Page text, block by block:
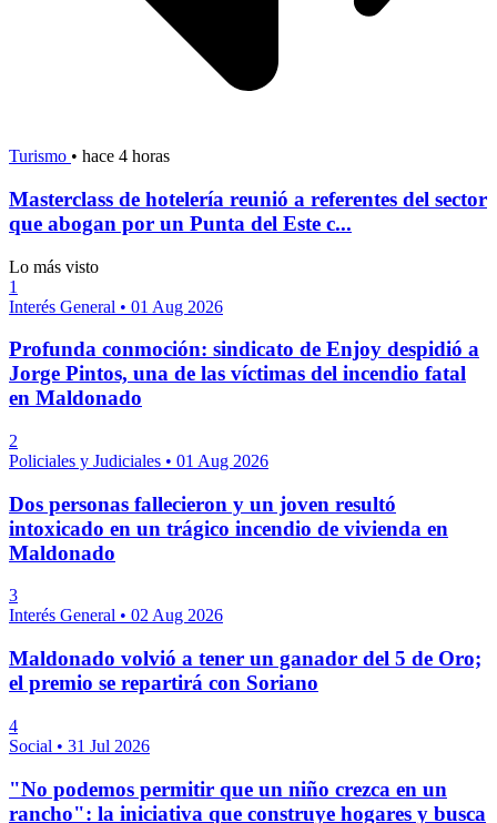
Turismo • hace 4 horas
Masterclass de hotelería reunió a referentes del sector
que abogan por un Punta del Este c...
Lo más visto
1
Interés General • 01 Aug 2026
Profunda conmoción: sindicato de Enjoy despidió a
Jorge Pintos, una de las víctimas del incendio fatal
en Maldonado
2
Policiales y Judiciales • 01 Aug 2026
Dos personas fallecieron y un joven resultó
intoxicado en un trágico incendio de vivienda en
Maldonado
3
Interés General • 02 Aug 2026
Maldonado volvió a tener un ganador del 5 de Oro;
el premio se repartirá con Soriano
4
Social • 31 Jul 2026
"No podemos permitir que un niño crezca en un
rancho": la iniciativa que construye hogares y busca